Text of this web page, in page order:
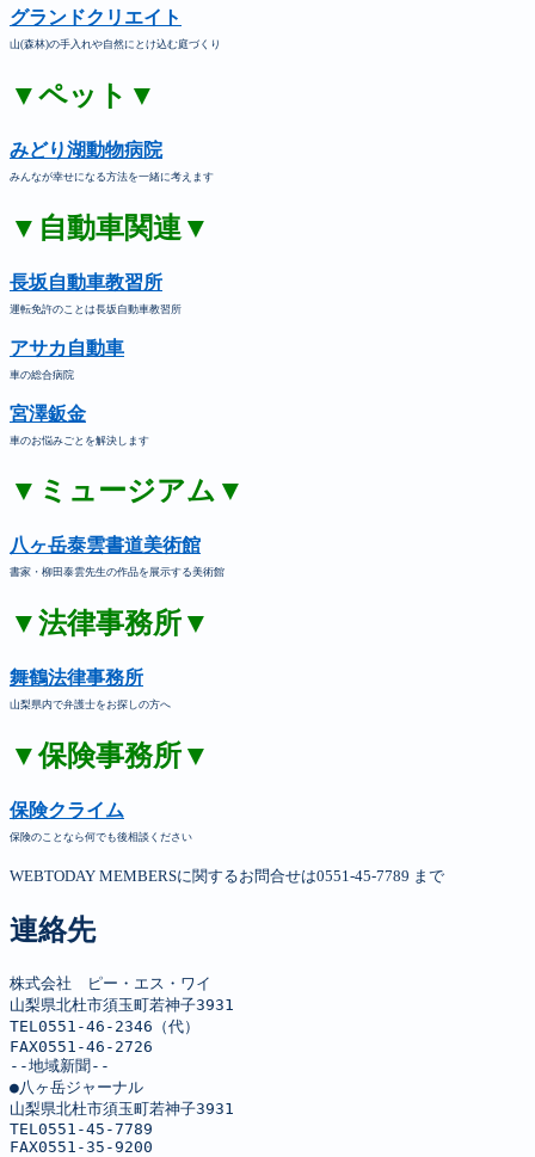
グランドクリエイト
山(森林)の手入れや自然にとけ込む庭づくり
▼ペット▼
みどり湖動物病院
みんなが幸せになる方法を一緒に考えます
▼自動車関連▼
長坂自動車教習所
運転免許のことは長坂自動車教習所
アサカ自動車
車の総合病院
宮澤鈑金
車のお悩みごとを解決します
▼ミュージアム▼
八ヶ岳泰雲書道美術館
書家・柳田泰雲先生の作品を展示する美術館
▼法律事務所▼
舞鶴法律事務所
山梨県内で弁護士をお探しの方へ
▼保険事務所▼
保険クライム
保険のことなら何でも後相談ください
WEBTODAY MEMBERSに関するお問合せは0551-45-7789 まで
連絡先
株式会社　ピー・エス・ワイ
山梨県北杜市須玉町若神子3931
TEL0551-46-2346（代）
FAX0551-46-2726
--地域新聞--
●八ヶ岳ジャーナル
山梨県北杜市須玉町若神子3931
TEL0551-45-7789
FAX0551-35-9200